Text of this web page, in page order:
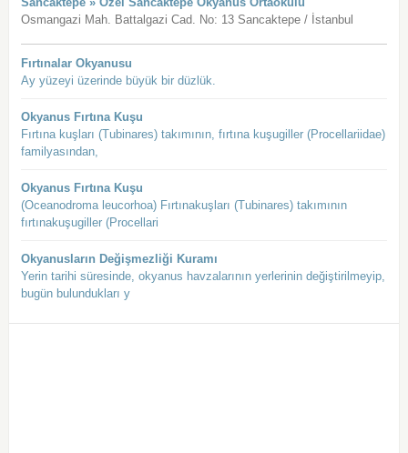
Osmangazi Mah. Battalgazi Cad. No: 13 Sancaktepe / İstanbul
Fırtınalar Okyanusu
Ay yüzeyi üzerinde büyük bir düzlük.
Okyanus Fırtına Kuşu
Fırtına kuşları (Tubinares) takımının, fırtına kuşugiller (Procellariidae)
familyasından,
Okyanus Fırtına Kuşu
(Oceanodroma leucorhoa) Fırtınakuşları (Tubinares) takımının
fırtınakuşugiller (Procellari
Okyanusların Değişmezliği Kuramı
Yerin tarihi süresinde, okyanus havzalarının yerlerinin değiştirilmeyip,
bugün bulundukları y